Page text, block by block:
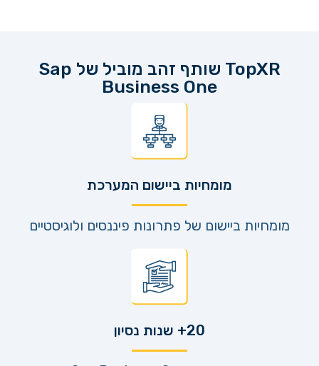
TopXR שותף זהב מוביל של Sap
Business One
מומחיות ביישום המערכת
מומחיות ביישום של פתרונות פיננסים ולוגיסטיים
20+ שנות נסיון